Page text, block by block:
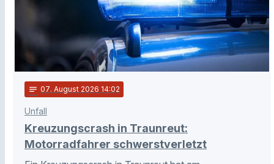
notes 07. August 2026 14:02
Unfall
Kreuzungscrash in Traunreut:
Motorradfahrer schwerstverletzt